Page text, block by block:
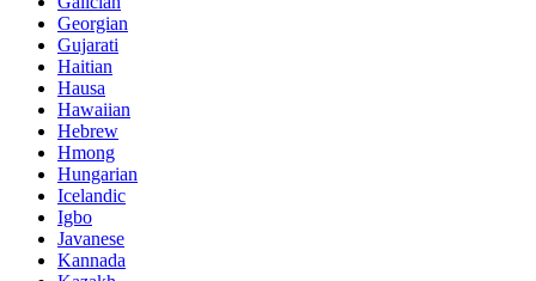
Georgian
Gujarati
Haitian
Hausa
Hawaiian
Hebrew
Hmong
Hungarian
Icelandic
Igbo
Javanese
Kannada